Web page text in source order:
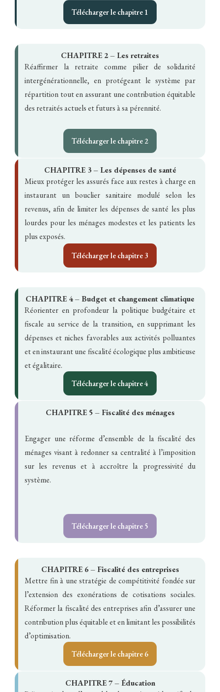
Télécharger le chapitre 1
CHAPITRE 2 – Les retraites
Réaffirmer la retraite comme pilier de solidarité
intergénérationnelle, en protégeant le système par
répartition tout en assurant une contribution équitable
des retraités actuels et futurs à sa pérennité.
Télécharger le chapitre 2
CHAPITRE 3 –Les dépenses de santé
Mieux protéger les assurés face aux restes à charge en
instaurant un bouclier sanitaire modulé selon les
revenus, afin de limiter les dépenses de santé les plus
lourdes pour les ménages modestes et les patients les
plus exposés.
Télécharger le chapitre 3
CHAPITRE 4 – Budget et changement climatique
Réorienter en profondeur la politique budgétaire et
fiscale au service de la transition, en supprimant les
dépenses et niches favorables aux activités polluantes
et en instaurant une fiscalité écologique plus ambitieuse
et égalitaire.
Télécharger le chapitre 4
CHAPITRE 5 – Fiscalité des ménages
Engager une réforme d’ensemble de la fiscalité des
ménages visant à redonner sa centralité à l’imposition
sur les revenus et à accroître la progressivité du
système.
Télécharger le chapitre 5
CHAPITRE 6 – Fiscalité des entreprises
Mettre fin à une stratégie de compétitivité fondée sur
l’extension des exonérations de cotisations sociales.
Réformer la fiscalité des entreprises afin d’assurer une
contribution plus équitable et en limitant les possibilités
d’optimisation.
Télécharger le chapitre 6
CHAPITRE 7 – Éducation